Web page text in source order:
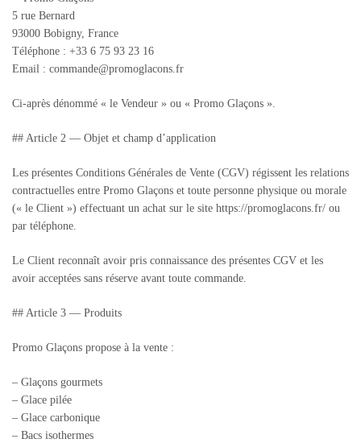
5 rue Bernard
93000 Bobigny, France
Téléphone : +33 6 75 93 23 16
Email : commande@promoglacons.fr
Ci-après dénommé « le Vendeur » ou « Promo Glaçons ».
## Article 2 — Objet et champ d’application
Les présentes Conditions Générales de Vente (CGV) régissent les relations
contractuelles entre Promo Glaçons et toute personne physique ou morale
(« le Client ») effectuant un achat sur le site https://promoglacons.fr/ ou
par téléphone.
Le Client reconnaît avoir pris connaissance des présentes CGV et les
avoir acceptées sans réserve avant toute commande.
## Article 3 — Produits
Promo Glaçons propose à la vente :
– Glaçons gourmets
– Glace pilée
– Glace carbonique
– Bacs isothermes